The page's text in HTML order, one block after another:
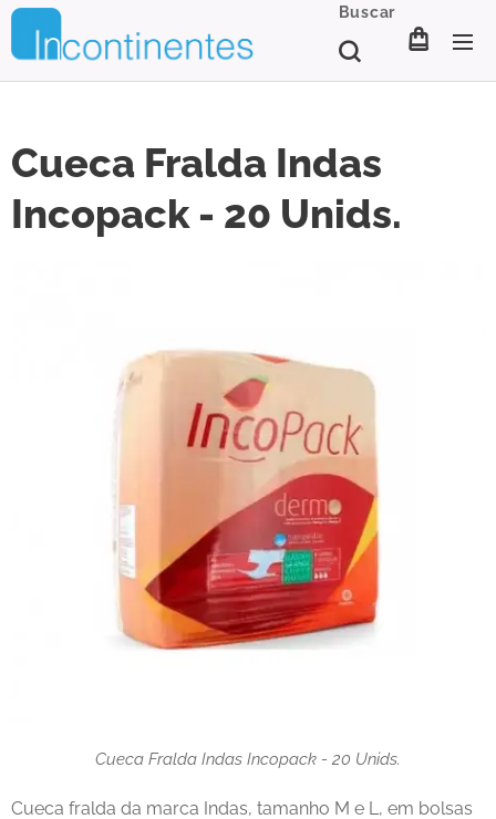
Buscar
Cueca Fralda Indas
Incopack - 20 Unids.
Cueca Fralda Indas Incopack - 20 Unids.
Cueca fralda da marca Indas, tamanho M e L, em bolsas